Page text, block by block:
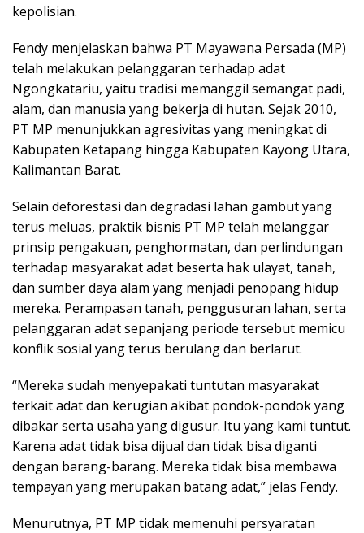
kepolisian.
Fendy menjelaskan bahwa PT Mayawana Persada (MP)
telah melakukan pelanggaran terhadap adat
Ngongkatariu, yaitu tradisi memanggil semangat padi,
alam, dan manusia yang bekerja di hutan. Sejak 2010,
PT MP menunjukkan agresivitas yang meningkat di
Kabupaten Ketapang hingga Kabupaten Kayong Utara,
Kalimantan Barat.
Selain deforestasi dan degradasi lahan gambut yang
terus meluas, praktik bisnis PT MP telah melanggar
prinsip pengakuan, penghormatan, dan perlindungan
terhadap masyarakat adat beserta hak ulayat, tanah,
dan sumber daya alam yang menjadi penopang hidup
mereka. Perampasan tanah, penggusuran lahan, serta
pelanggaran adat sepanjang periode tersebut memicu
konflik sosial yang terus berulang dan berlarut.
“Mereka sudah menyepakati tuntutan masyarakat
terkait adat dan kerugian akibat pondok-pondok yang
dibakar serta usaha yang digusur. Itu yang kami tuntut.
Karena adat tidak bisa dijual dan tidak bisa diganti
dengan barang-barang. Mereka tidak bisa membawa
tempayan yang merupakan batang adat,” jelas Fendy.
Menurutnya, PT MP tidak memenuhi persyaratan